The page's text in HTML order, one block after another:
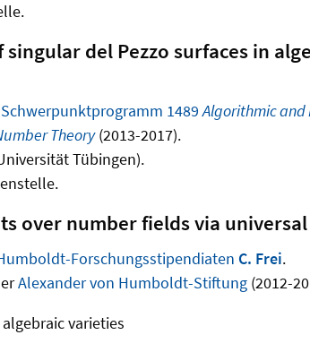
singular del Pezzo surfaces in
Schwerpunktprogramm 1489Algorithmic and
Theory(2013-2017).
Tübingen).
over number fields via
Forschungsstipendiaten C. Frei.
Alexander von Humboldt-Stiftung(2012-
varieties